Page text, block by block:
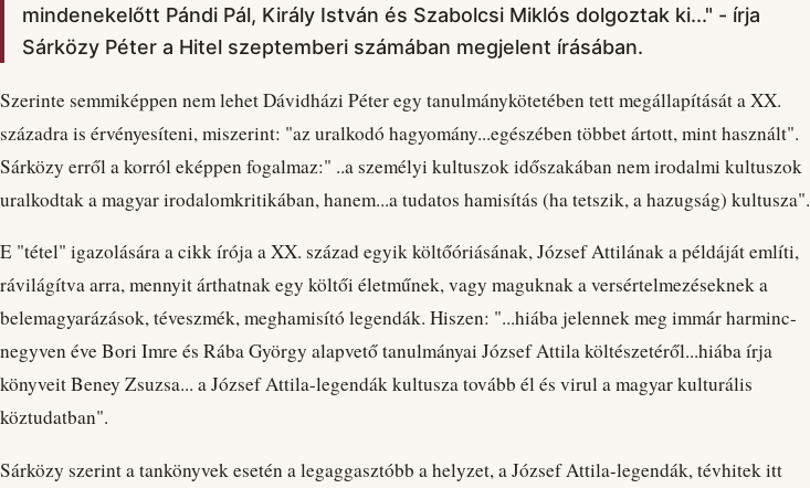
mindenekelőtt Pándi Pál, Király István és Szabolcsi Miklós dolgoztak ki..." - írja
Sárközy Péter a Hitel szeptemberi számában megjelent írásában.
Szerinte semmiképpen nem lehet Dávidházi Péter egy tanulmánykötetében tett megállapítását a XX.
századra is érvényesíteni, miszerint: "az uralkodó hagyomány...egészében többet ártott, mint használt".
Sárközy erről a korról eképpen fogalmaz:" ..a személyi kultuszok időszakában nem irodalmi kultuszok
uralkodtak a magyar irodalomkritikában, hanem...a tudatos hamisítás (ha tetszik, a hazugság) kultusza".
E "tétel" igazolására a cikk írója a XX. század egyik költőóriásának, József Attilának a példáját említi,
rávilágítva arra, mennyit árthatnak egy költői életműnek, vagy maguknak a versértelmezéseknek a
belemagyarázások, téveszmék, meghamisító legendák. Hiszen: "...hiába jelennek meg immár harminc-
negyven éve Bori Imre és Rába György alapvető tanulmányai József Attila költészetéről...hiába írja
könyveit Beney Zsuzsa... a József Attila-legendák kultusza tovább él és virul a magyar kulturális
köztudatban".
Sárközy szerint a tankönyvek esetén a legaggasztóbb a helyzet, a József Attila-legendák, tévhitek itt